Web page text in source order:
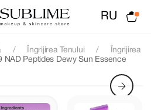
RU
Îngrijirea Tenului
Îngrijirea
NAD Peptides Dewy Sun Essence